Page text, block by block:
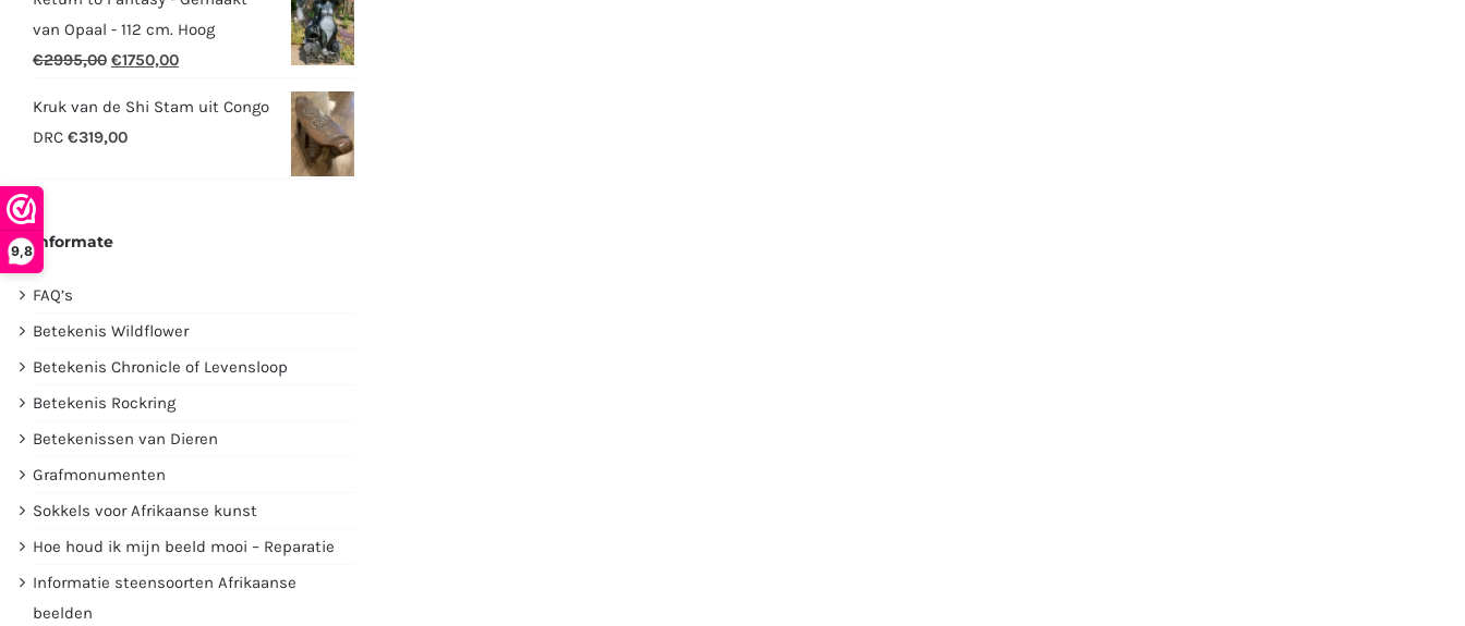
9,8
van Opaal - 112 cm. Hoog
€2995,00 Oorspronkelijke
was:
€2995,00.
€1750,00Huidige
Kruk van de Shi Stam uit Congo
DRC €319,00
Informate
FAQ’s
Betekenis Wildflower
Betekenis Chronicle of Levensloop
Betekenis Rockring
Betekenissen van Dieren
Grafmonumenten
Sokkels voor Afrikaanse kunst
Hoe houd ik mijn beeld mooi – Reparatie
Informatie steensoorten Afrikaanse
beelden